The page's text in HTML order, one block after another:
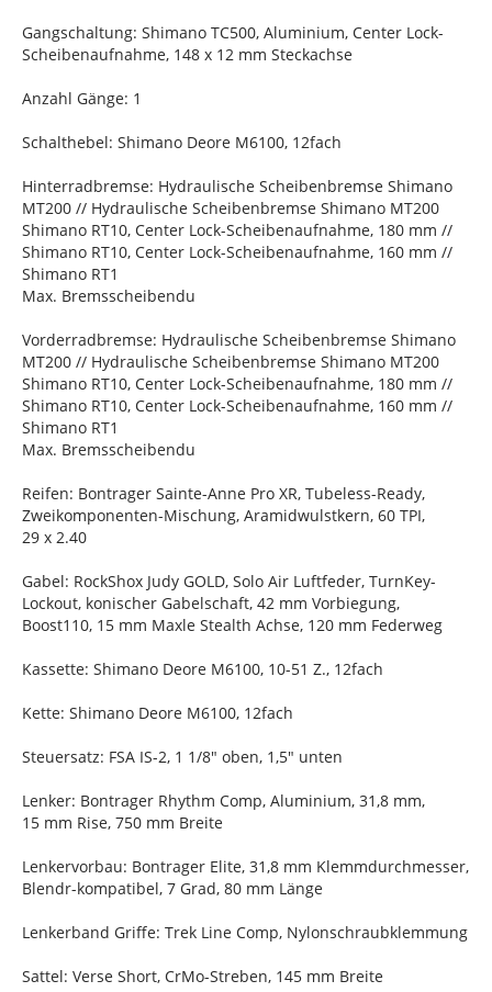
Gangschaltung: Shimano TC500, Aluminium, Center Lock-
Scheibenaufnahme, 148 x 12 mm Steckachse
Anzahl Gänge: 1
Schalthebel: Shimano Deore M6100, 12fach
Hinterradbremse: Hydraulische Scheibenbremse Shimano
MT200 // Hydraulische Scheibenbremse Shimano MT200
Shimano RT10, Center Lock-Scheibenaufnahme, 180 mm //
Shimano RT10, Center Lock-Scheibenaufnahme, 160 mm //
Shimano RT1
Max. Bremsscheibendu
Vorderradbremse: Hydraulische Scheibenbremse Shimano
MT200 // Hydraulische Scheibenbremse Shimano MT200
Shimano RT10, Center Lock-Scheibenaufnahme, 180 mm //
Shimano RT10, Center Lock-Scheibenaufnahme, 160 mm //
Shimano RT1
Max. Bremsscheibendu
Reifen: Bontrager Sainte-Anne Pro XR, Tubeless-Ready,
Zweikomponenten-Mischung, Aramidwulstkern, 60 TPI,
29 x 2.40
Gabel: RockShox Judy GOLD, Solo Air Luftfeder, TurnKey-
Lockout, konischer Gabelschaft, 42 mm Vorbiegung,
Boost110, 15 mm Maxle Stealth Achse, 120 mm Federweg
Kassette: Shimano Deore M6100, 10-51 Z., 12fach
Kette: Shimano Deore M6100, 12fach
Steuersatz: FSA IS-2, 1 1/8" oben, 1,5" unten
Lenker: Bontrager Rhythm Comp, Aluminium, 31,8 mm,
15 mm Rise, 750 mm Breite
Lenkervorbau: Bontrager Elite, 31,8 mm Klemmdurchmesser,
Blendr-kompatibel, 7 Grad, 80 mm Länge
Lenkerband Griffe: Trek Line Comp, Nylonschraubklemmung
Sattel: Verse Short, CrMo-Streben, 145 mm Breite